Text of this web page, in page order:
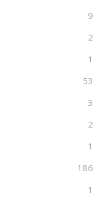
9
2
1
53
3
2
1
186
1